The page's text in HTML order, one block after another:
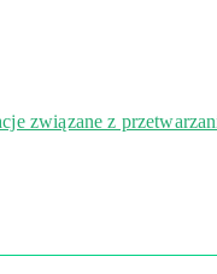
związane z